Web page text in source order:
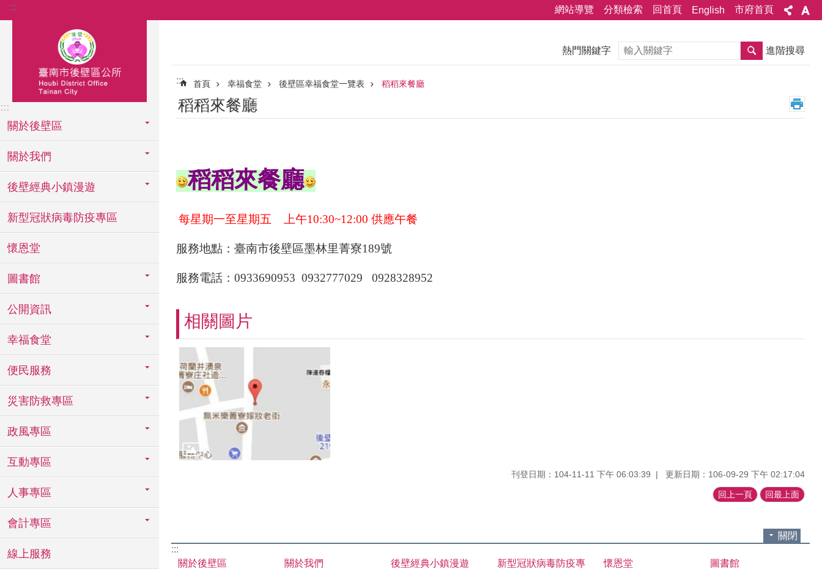
跳到主要內容區塊
::: 網站導覽 分類檢索 回首頁 English 市府首頁
:::
關於後壁區
關於我們
後壁經典小鎮漫遊
新型冠狀病毒防疫專區
懷恩堂
圖書館
公開資訊
幸福食堂
便民服務
災害防救專區
政風專區
互動專區
人事專區
會計專區
線上服務
熱門關鍵字 搜尋 進階搜尋
::: 首頁 幸福食堂 後壁區幸福食堂一覽表 稻稻來餐廳
稻稻來餐廳
稻稻來餐廳
每星期一至星期五 上午10:30~12:00 供應午餐
服務地點：臺南市後壁區墨林里菁寮189號
服務電話：0933690953 0932777029 0928328952
相關圖片
刊登日期：104-11-11 下午 06:03:39 更新日期：106-09-29 下午 02:17:04
回上一頁 回最上面
關閉
:::
關於後壁區
關於我們 後壁經典小鎮漫遊
新型冠狀病毒防疫專
懷恩堂 圖書館